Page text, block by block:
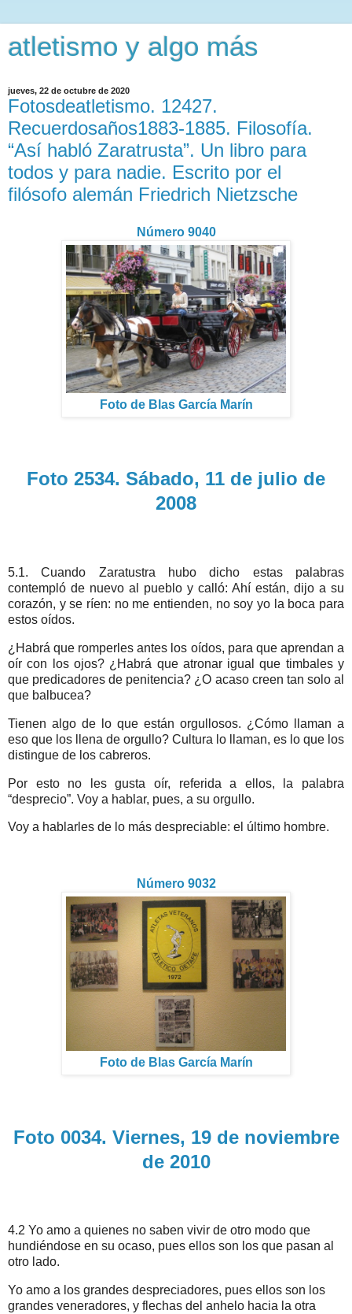
atletismo y algo más
jueves, 22 de octubre de 2020
Fotosdeatletismo. 12427.
Recuerdosaños1883-1885. Filosofía.
“Así habló Zaratrusta”. Un libro para
todos y para nadie. Escrito por el
filósofo alemán Friedrich Nietzsche
Número 9040
Foto de Blas García Marín
Foto 2534. Sábado, 11 de julio de
2008
5.1. Cuando Zaratustra hubo dicho estas palabras
contempló de nuevo al pueblo y calló: Ahí están, dijo a su
corazón, y se ríen: no me entienden, no soy yo la boca para
estos oídos.
¿Habrá que romperles antes los oídos, para que aprendan a
oír con los ojos? ¿Habrá que atronar igual que timbales y
que predicadores de penitencia? ¿O acaso creen tan solo al
que balbucea?
Tienen algo de lo que están orgullosos. ¿Cómo llaman a
eso que los llena de orgullo? Cultura lo llaman, es lo que los
distingue de los cabreros.
Por esto no les gusta oír, referida a ellos, la palabra
“desprecio”. Voy a hablar, pues, a su orgullo.
Voy a hablarles de lo más despreciable: el último hombre.
Número 9032
Foto de Blas García Marín
Foto 0034. Viernes, 19 de noviembre
de 2010
4.2 Yo amo a quienes no saben vivir de otro modo que
hundiéndose en su ocaso, pues ellos son los que pasan al
otro lado.
Yo amo a los grandes despreciadores, pues ellos son los
grandes veneradores, y flechas del anhelo hacia la otra